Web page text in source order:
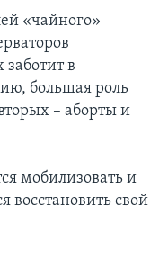
«чайного»
в
большая роль
– аборты и
мобилизовать и
восстановить свой